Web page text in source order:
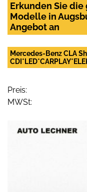
Erkunden Sie
Modelle in
Angebot an
Mercedes-Benz CLA
Preis:
MWSt: